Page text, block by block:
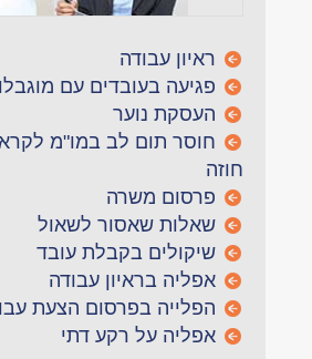
ראיון עבודה
פגיעה בעובדים עם
העסקת נוער
חוסר תום לב במו"מ
חוזה
פרסום משרה
שאלות שאסור לשאול
שיקולים בקבלת עובד
אפליה בראיון עבודה
הפלייה בפרסום הצעת
אפליה על רקע דתי